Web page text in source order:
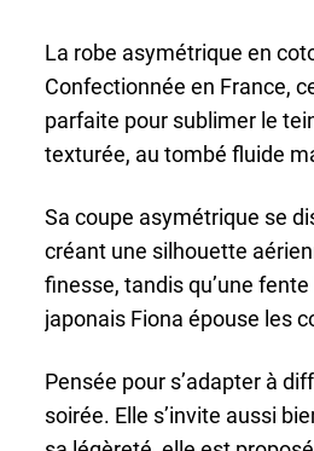
La robe asymétrique en
Confectionnée en France,
parfaite pour sublimer le
texturée, au tombé fluide
Sa coupe asymétrique se
créant une silhouette
finesse, tandis qu’une
japonais Fiona épouse les
Pensée pour s’adapter à
soirée. Elle s’invite aussi